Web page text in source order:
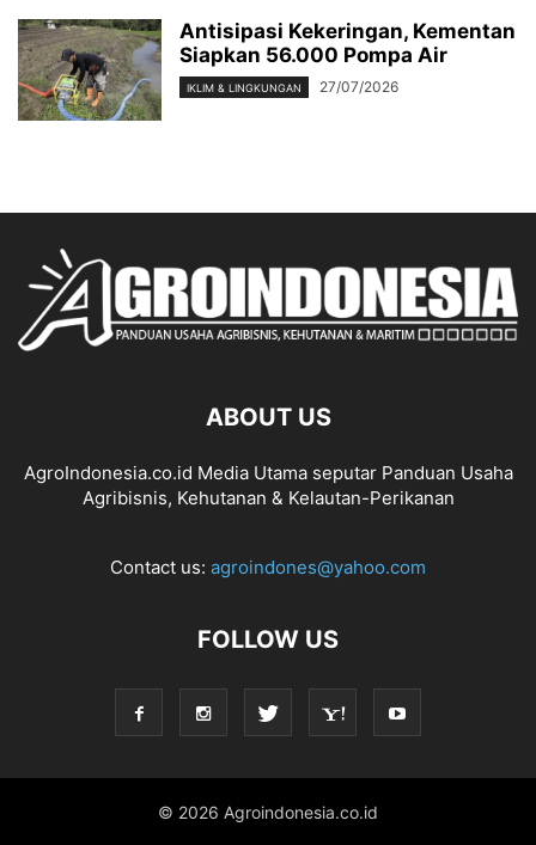
Antisipasi Kekeringan, Kementan
Siapkan 56.000 Pompa Air
IKLIM & LINGKUNGAN 27/07/2026
ABOUT US
AgroIndonesia.co.id Media Utama seputar Panduan Usaha
Agribisnis, Kehutanan & Kelautan-Perikanan
Contact us: agroindones@yahoo.com
FOLLOW US
© 2026 Agroindonesia.co.id